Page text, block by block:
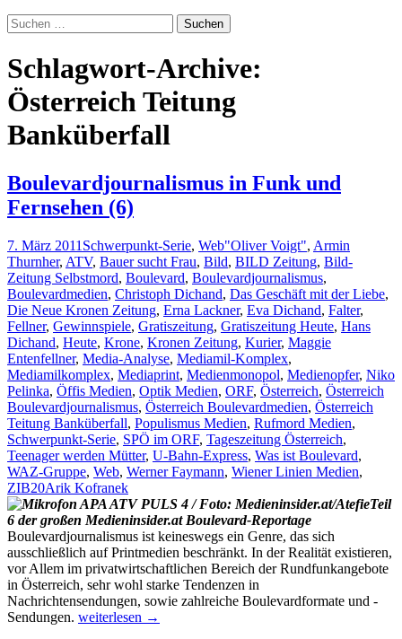
Suchen
nach:
Schlagwort-Archive:
Österreich Teitung
Banküberfall
Boulevardjournalismus in Funk und
Fernsehen (6)
7. März 2011 Schwerpunkt-Serie, Web"Oliver Voigt", Armin
Thurnher, ATV, Bauer sucht Frau, Bild, BILD Zeitung, Bild-
Zeitung Selbstmord, Boulevard, Boulevardjournalismus,
Boulevardmedien, Christoph Dichand, Das Geschäft mit der Liebe,
Die Neue Kronen Zeitung, Erna Lackner, Eva Dichand, Falter,
Fellner, Gewinnspiele, Gratiszeitung, Gratiszeitung Heute, Hans
Dichand, Heute, Krone, Kronen Zeitung, Kurier, Maggie
Entenfellner, Media-Analyse, Mediamil-Komplex,
Mediamilkomplex, Mediaprint, Medienmonopol, Medienopfer, Niko
Pelinka, Öffis Medien, Optik Medien, ORF, Österreich, Österreich
Boulevardjournalismus, Österreich Boulevardmedien, Österreich
Teitung Banküberfall, Populismus Medien, Rufmord Medien,
Schwerpunkt-Serie, SPÖ im ORF, Tageszeitung Österreich,
Teenager werden Mütter, U-Bahn-Express, Was ist Boulevard,
WAZ-Gruppe, Web, Werner Faymann, Wiener Linien Medien,
ZIB20Arik Kofranek
Teil
6 der großen Medieninsider.at Boulevard-Reportage
Boulevardjournalismus ist keineswegs ein Genre, das sich
ausschließlich auf Printmedien beschränkt. In der Realität existieren,
vor Allem im privatwirtschaftlichen Bereich der Rundfunkangebote
in Österreich, sehr wohl starke Tendenzen in
Nachrichtensendungen, sowie zahlreiche Boulevardformate und -
Sendungen. Boulevardjournalismus
weiterlesen →